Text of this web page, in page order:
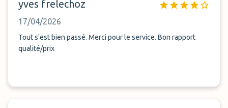
yves frelechoz
17/04/2026
Tout s'est bien passé. Merci pour le service. Bon rapport
qualité/prix